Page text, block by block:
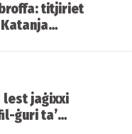
titjiriet
lest jaġixxi
ġuri ta’